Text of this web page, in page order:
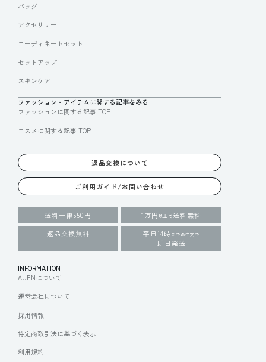
バッグ
アクセサリー
コーディネートセット
セットアップ
スキンケア
ファッション・アイテムに関する記事をみる
ファッションに関する記事 TOP
コスメに関する記事 TOP
返品交換について
ご利用ガイド/お問い合わせ
送料一律550円 1万円 以上で送料無料
返品交換無料
平日14時 までの注文で
即日発送
INFORMATION
AUENについて
運営会社について
採用情報
特定商取引法に基づく表示
利用規約